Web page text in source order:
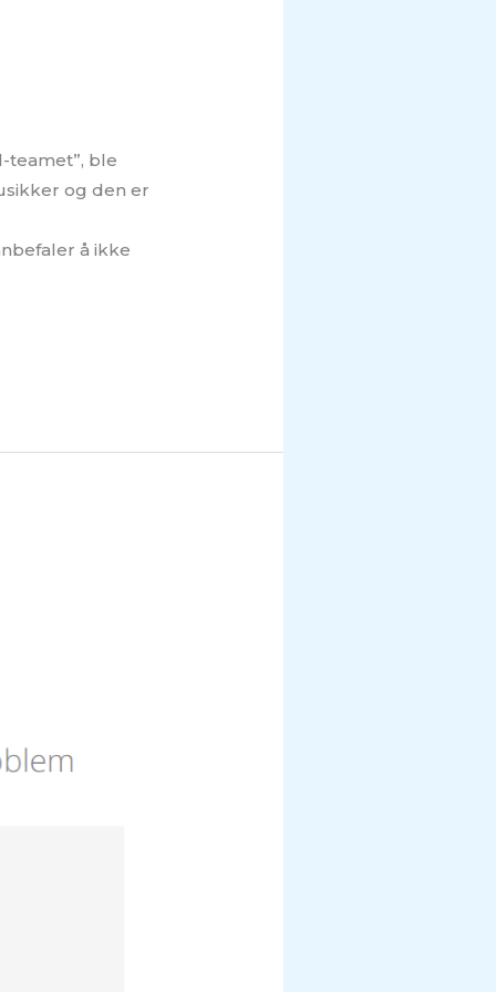
teamet”, ble
og den er
å ikke